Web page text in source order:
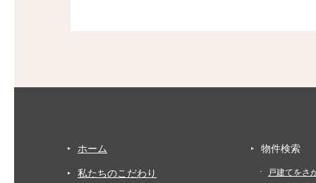
ホーム
私たちのこだわり
物件検索
戸建てをさ